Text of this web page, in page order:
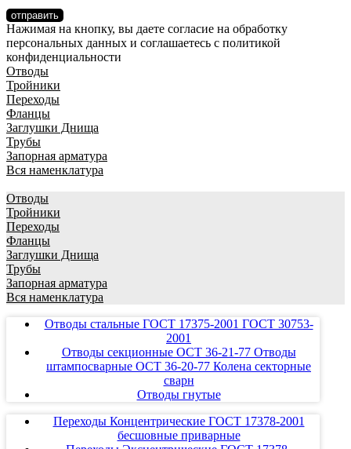
отправить
Нажимая на кнопку, вы даете согласие на обработку
персональных данных и соглашаетесь c политикой
конфиденциальности
Отводы
Тройники
Переходы
Фланцы
Заглушки Днища
Трубы
Запорная арматура
Вся наменклатура
Отводы
Тройники
Переходы
Фланцы
Заглушки Днища
Трубы
Запорная арматура
Вся наменклатура
Отводы стальные ГОСТ 17375-2001 ГОСТ 30753-
2001
Отводы секционные ОСТ 36-21-77 Отводы
штампосварные ОСТ 36-20-77 Колена секторные
сварн
Отводы гнутые
Переходы Концентрические ГОСТ 17378-2001
бесшовные приварные